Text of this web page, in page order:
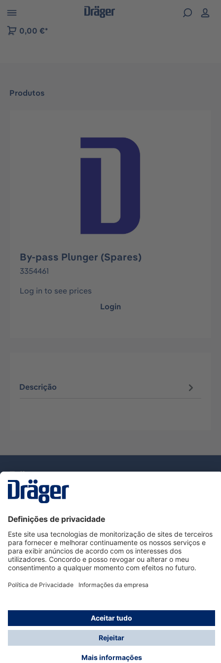
to B2B platform navigation
0,00 €*
Produtos
Ignorar galeria de imagens
By-pass Plunger (Spares)
3354461
Log in to see prices
Login
Descrição
Serviço de Apoio ao Cliente Dräger
Utilização da loja
Informações
© Dräger Portugal, Lda, 2024
* Todos os preços excl. IVA mais
possíveis taxas de entrega, se não for indicado o